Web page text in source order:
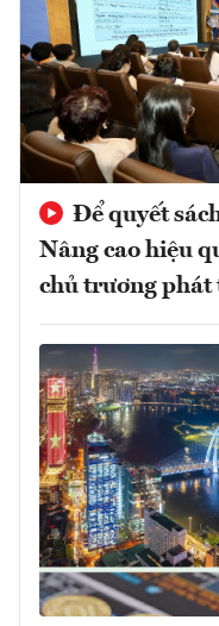
Để quyết
Nâng cao hiệu
chủ trương